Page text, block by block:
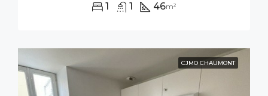
1 1 46m²
CJMO CHAUMONT